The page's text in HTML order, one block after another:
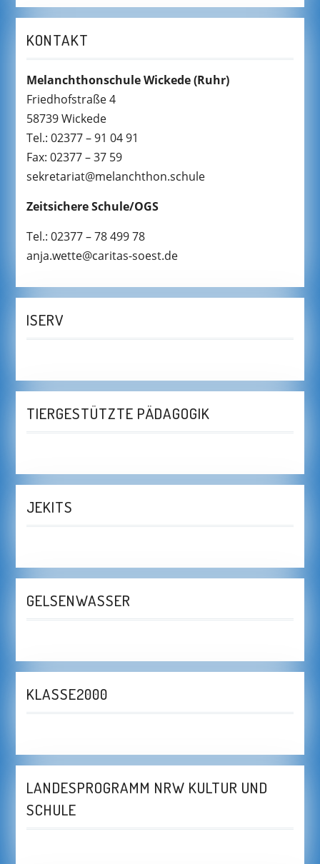
KONTAKT
Melanchthonschule Wickede(Ruhr)
Friedhofstraße 4
58739 Wickede
Tel.: 02377 – 91 04 91
Fax: 02377 – 37 59
sekretariat@melanchthon.schule
Zeitsichere Schule/OGS
Tel.: 02377 – 78 499 78
anja.wette@caritas-soest.de
ISERV
TIERGESTÜTZTE PÄDAGOGIK
JEKITS
GELSENWASSER
KLASSE2000
LANDESPROGRAMM NRW KULTUR UND
SCHULE